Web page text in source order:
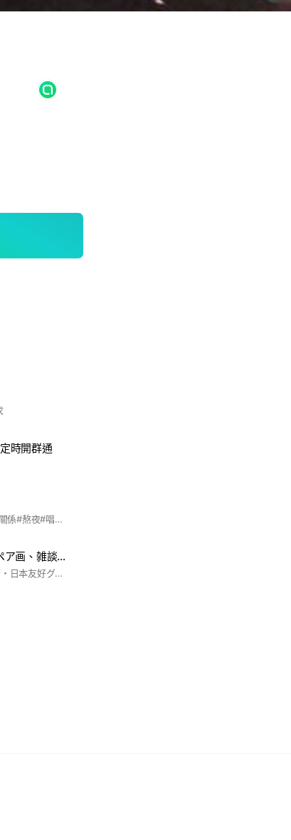
時開群通
#吃瓜#聊天#群通#遊戲#處關係#熬夜#唱歌#掛睡
歌おっ!話そっ! 笑おっ ペア画、雑談、恋バナ、歌枠しよ!
安歡迎來到台日友好群 台湾・日本友好グループへようこそ 我們的群長大大很努力的去日本的群拉日本人進來了 私たちのグループリーダーは、日本人を日本のグループに迎え入れるために大変努力しています。 希望有興趣與日本人交流的朋友們也能來這 日本人との交流に興味のある友人たちも、ぜひここに来てほしいと思います。 當然了不會日文進來聊天也沒關系 もちろん、日本語が話せなくても、気軽にチャットしていただいて構いません。